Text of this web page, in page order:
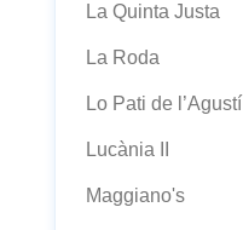
La Quinta Justa
La Roda
Lo Pati de l’Agustí
Lucània II
Maggiano's